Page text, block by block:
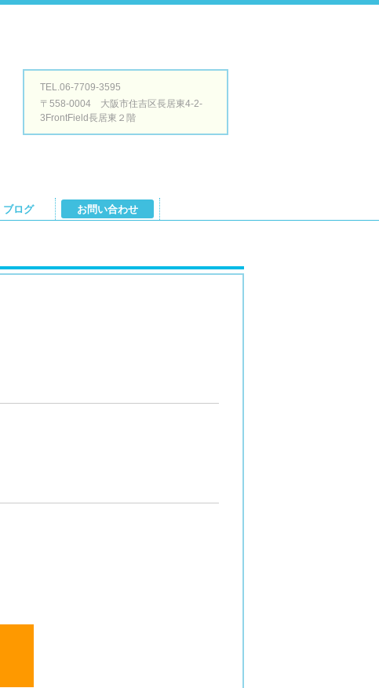
TEL.06-7709-3595
〒558-0004 大阪市住吉区長居東4-2-
3FrontField長居東２階
ブログ お問い合わせ